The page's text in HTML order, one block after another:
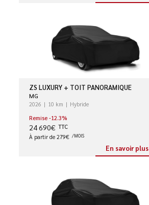
ZS LUXURY + TOIT PANORAMIQUE
MG
2026 10 km
Hybride
Remise -12.3%
24 690€ TTC
À partir de 279€ /MOIS
En savoir plus